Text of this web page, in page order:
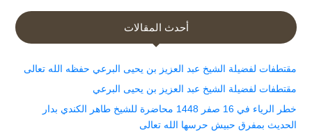
أحدث المقالات
مقتطفات لفضيلة الشيخ عبد العزيز بن يحيى البرعي حفظه الله تعالى
مقتطفات لفضيلة الشيخ عبد العزيز بن يحيى البرعي
خطر الرياء في 16 صفر 1448 محاضرة للشيخ طاهر الكندي بدار
الحديث بمفرق حبيش حرسها الله تعالى